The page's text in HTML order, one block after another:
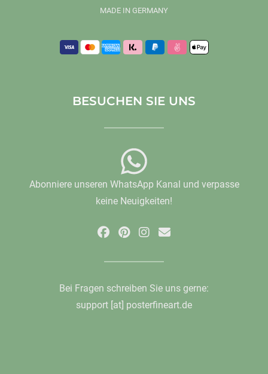
MADE IN GERMANY
BESUCHEN SIE UNS
Abonniere unseren WhatsApp Kanal und verpasse
keine Neuigkeiten!
Bei Fragen schreiben Sie uns gerne:
support [at] posterfineart.de